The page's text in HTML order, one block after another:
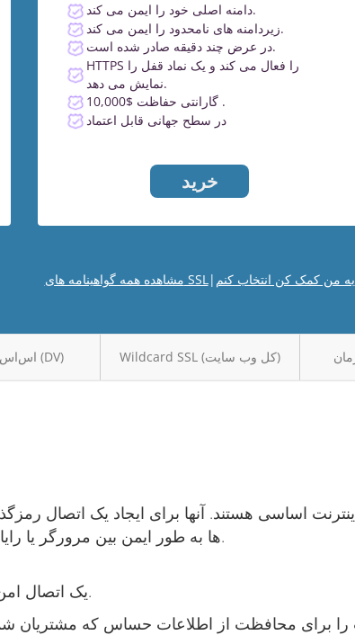
دامنه اصلی خود را ایمن می کند.
زیردامنه های نامحدود را ایمن می کند.
در عرض چند دقیقه صادر شده است.
HTTPS را فعال می کند و یک نماد قفل را
نمایش می دهد.
گارانتی حفاظت $10,000 .
در سطح جهانی قابل اعتماد
خرید
مشاهده همه گواهینامه های SSL | به من کمک کن انتخاب کنم
اس‌اس‌اس اساسی (DV) Wildcard SSL (کل وب سایت)
ها به طور ایمن بین مرورگر یا رایانه کاربر و سرور یا وب سایت استفاده می شوند.
یک اتصال امن بین مرورگر و سرور ایجاد می کند.